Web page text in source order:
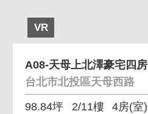
VR
台北市北投區天母西路
98.84坪 2/11樓 4房(室